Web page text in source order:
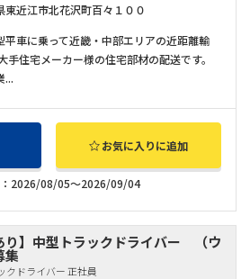
東近江市北花沢町百々１００
車に乗って近畿・中部エリアの近距離輸
住宅メーカー様の住宅部材の配送です。
...
お気に入りに追加
2026/08/05～2026/09/04
り】中型トラックドライバー （ウ
募集
クドライバー 正社員